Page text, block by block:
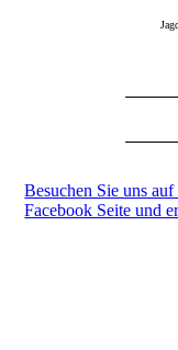
Besuchen Sie uns
Facebook Seite und